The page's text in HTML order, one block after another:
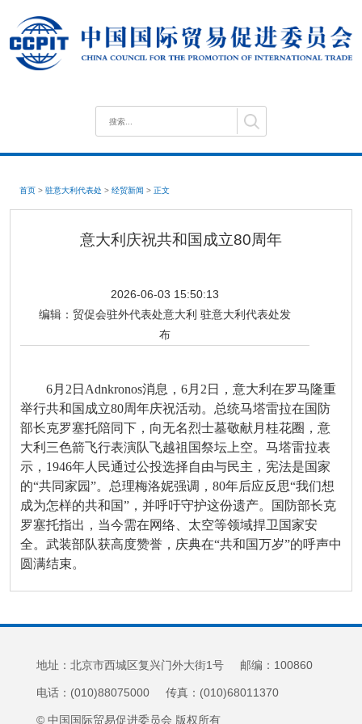
首页 > 驻意大利代表处 > 经贸新闻 > 正文
意大利庆祝共和国成立80周年
2026-06-03 15:50:13
编辑： 贸促会驻外代表处意大利 驻意大利代表处发
布
6月2日Adnkronos消息，6月2日，意大利在罗马隆重
举行共和国成立80周年庆祝活动。总统马塔雷拉在国防
部长克罗塞托陪同下，向无名烈士墓敬献月桂花圈，意
大利三色箭飞行表演队飞越祖国祭坛上空。马塔雷拉表
示，1946年人民通过公投选择自由与民主，宪法是国家
的“共同家园”。总理梅洛妮强调，80年后应反思“我们想
成为怎样的共和国”，并呼吁守护这份遗产。国防部长克
罗塞托指出，当今需在网络、太空等领域捍卫国家安
全。武装部队获高度赞誉，庆典在“共和国万岁”的呼声中
圆满结束。
地址：北京市西城区复兴门外大街1号 邮编：100860
电话：(010)88075000 传真：(010)68011370
© 中国国际贸易促进委员会 版权所有